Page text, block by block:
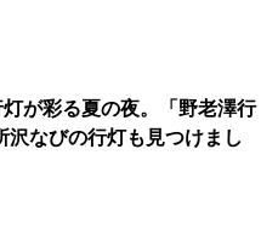
が彩る夏の夜。「野老澤行
沢なびの行灯も見つけまし